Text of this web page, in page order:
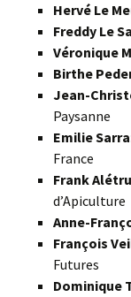
Hervé Le
Freddy Le
Véronique
Birthe
Jean-
Paysanne
Emilie
France
Frank Alétru
d’Apiculture
Anne-
François
Futures
Dominique